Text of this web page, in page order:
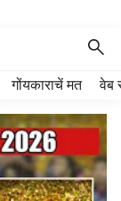
गोंयकाराचें मत वेब